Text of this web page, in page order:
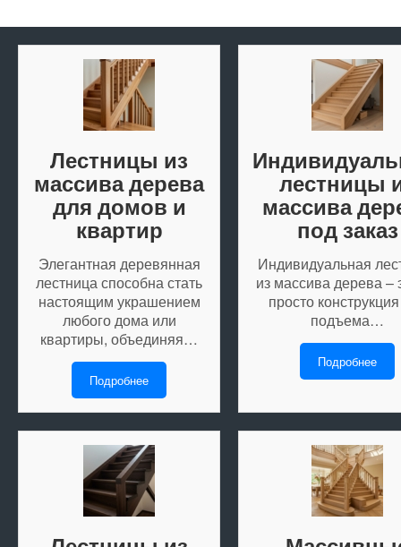
Лестницы из
массива дерева
для домов и
квартир
Элегантная деревянная
лестница способна стать
настоящим украшением
любого дома или
квартиры, объединяя…
Подробнее
лестницы
массива
под заказ
Индивидуальная
из массива дерева –
просто
подъема…
Подробнее